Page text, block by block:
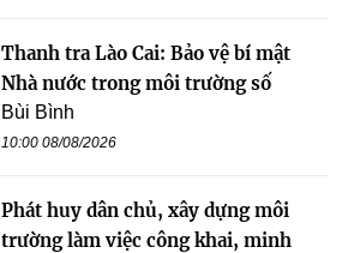
Thanh tra Lào Cai: Bảo vệ bí mật
Nhà nước trong môi trường số
Bùi Bình
10:00 08/08/2026
Phát huy dân chủ, xây dựng môi
trường làm việc công khai, minh